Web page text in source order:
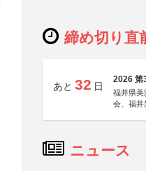
締め切り直
あと 32 日
2026 第
福井県美
会、福井
ニュース